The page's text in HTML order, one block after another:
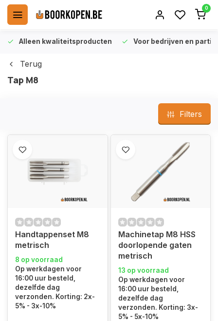
0
Alleen kwaliteitsproducten Voor bedrijven en
Terug
Tap M8
Filters
Handtappenset M8
metrisch
8 op voorraad
Op werkdagen voor
16:00 uur besteld,
dezelfde dag
verzonden. Korting: 2x-
5% - 3x-10%
Machinetap M8 HSS
doorlopende gaten
metrisch
13 op voorraad
Op werkdagen voor
16:00 uur besteld,
dezelfde dag
verzonden. Korting: 3x-
5% - 5x-10%